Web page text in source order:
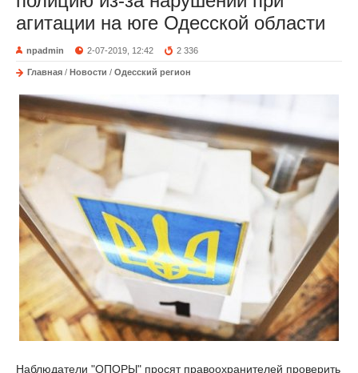
агитации на юге Одесской области
npadmin 2-07-2019, 12:42 2 336
Главная / Новости / Одесский регион
Наблюдатели "ОПОРЫ" просят правоохранителей проверить